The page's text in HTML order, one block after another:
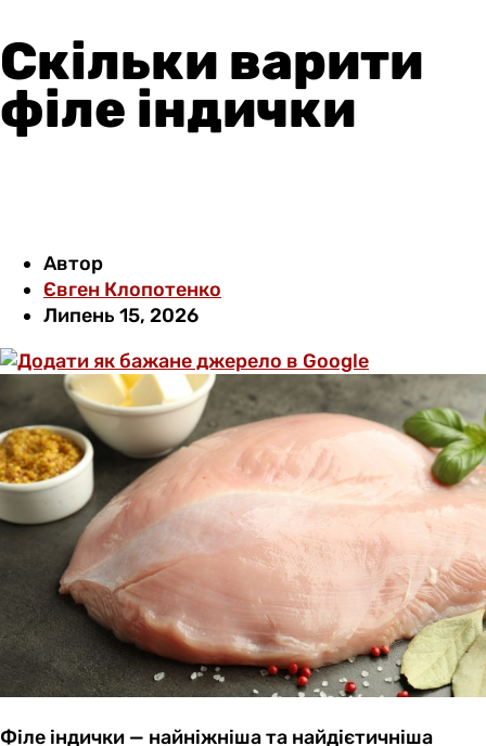
Скільки варити
філе індички
Автор
Євген Клопотенко
Липень 15, 2026
Філе індички — найніжніша та найдієтичніша